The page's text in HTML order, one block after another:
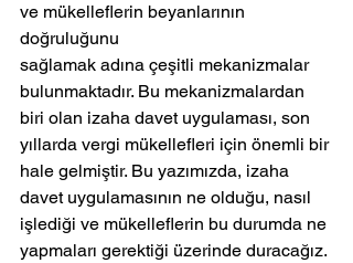
ve mükelleflerin beyanlarının
doğruluğunu
sağlamak adına çeşitli mekanizmalar
bulunmaktadır. Bu mekanizmalardan
biri olan izaha davet uygulaması, son
yıllarda vergi mükellefleri için önemli bir
hale gelmiştir. Bu yazımızda, izaha
davet uygulamasının ne olduğu, nasıl
işlediği ve mükelleflerin bu durumda ne
yapmaları gerektiği üzerinde duracağız.